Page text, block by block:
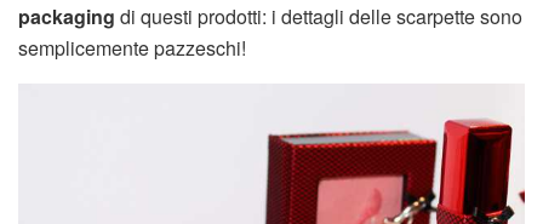
packaging di questi prodotti: i dettagli delle scarpette sono
semplicemente pazzeschi!